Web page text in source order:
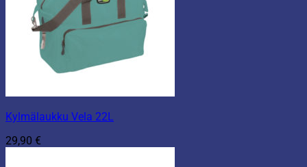
Kylmälaukku Vela 22L
29,90 €